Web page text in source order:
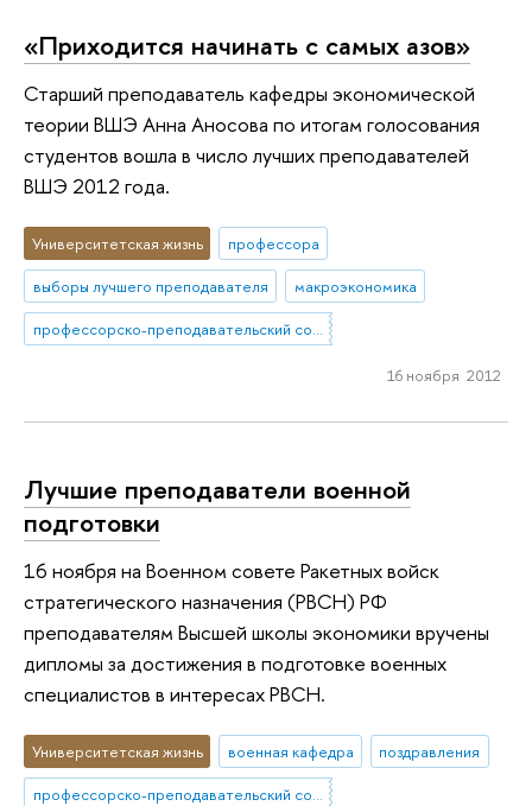
«Приходится начинать с самых азов»
Старший преподаватель кафедры экономической
теории ВШЭ Анна Аносова по итогам голосования
студентов вошла в число лучших преподавателей
ВШЭ 2012 года.
Университетская жизнь
профессора
выборы лучшего преподавателя
макроэкономика
профессорско-преподавательский состав
16 ноября 2012
Лучшие преподаватели военной
подготовки
16 ноября на Военном совете Ракетных войск
стратегического назначения (РВСН) РФ
преподавателям Высшей школы экономики вручены
дипломы за достижения в подготовке военных
специалистов в интересах РВСН.
Университетская жизнь военная кафедра
поздравления
профессорско-преподавательский состав